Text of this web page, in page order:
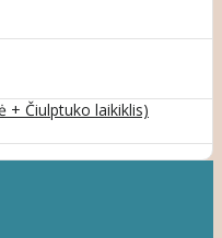
+ Čiulptuko laikiklis)